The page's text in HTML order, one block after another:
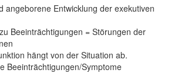
angeborene Entwicklung der exekutiven
Beeinträchtigungen = Störungen der
hängt von der Situation ab.
Beeinträchtigungen/Symptome